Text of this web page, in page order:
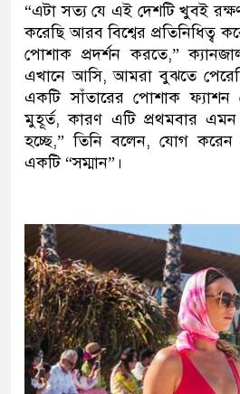
“এটা সত্য যে এই দেশটি খুবই
করেছি আরব বিশ্বের প্রতিনিধিত্ব
পোশাক প্রদর্শন করতে,”
এখানে আসি, আমরা বুঝতে
একটি সাঁতারের পোশাক
মুহূর্ত, কারণ এটি প্রথমবার
হচ্ছে,” তিনি বলেন, যোগ
একটি “সম্মান”।